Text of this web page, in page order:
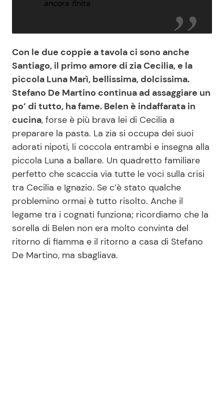
ancora finita
Con le due coppie a tavola ci sono anche
Santiago, il primo amore di zia Cecilia, e la
piccola Luna Marì, bellissima, dolcissima.
Stefano De Martino continua ad assaggiare un
po’ di tutto, ha fame. Belen è indaffarata in
cucina, forse è più brava lei di Cecilia a
preparare la pasta. La zia si occupa dei suoi
adorati nipoti, li coccola entrambi e insegna alla
piccola Luna a ballare. Un quadretto familiare
perfetto che scaccia via tutte le voci sulla crisi
tra Cecilia e Ignazio. Se c’è stato qualche
problemino ormai è tutto risolto. Anche il
legame tra i cognati funziona; ricordiamo che la
sorella di Belen non era molto convinta del
ritorno di fiamma e il ritorno a casa di Stefano
De Martino, ma sbagliava.